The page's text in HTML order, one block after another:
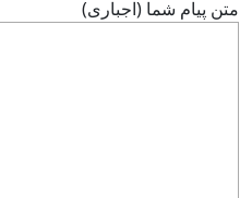
متن پيام شما (اجباری)